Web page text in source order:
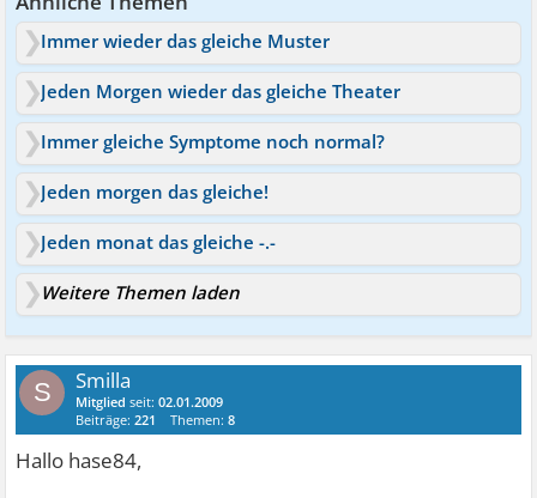
Immer wieder das gleiche Muster
Jeden Morgen wieder das gleiche Theater
Immer gleiche Symptome noch normal?
Jeden morgen das gleiche!
Jeden monat das gleiche -.-
Weitere Themen laden
S Smilla
Mitglied seit:02.01.2009
Beiträge:221 Themen:8
Hallo hase84,